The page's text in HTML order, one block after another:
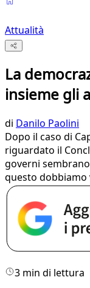
Attualità
La
insieme gli
di Danilo Paolini
Dopo il caso di
riguardato il
governi
questo dobbiamo
3 min di lettura